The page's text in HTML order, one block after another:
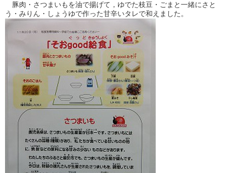
豚肉・さつまいもを油で揚げて，ゆでた枝豆・ごまと一緒にさと
う・みりん・しょうゆで作った甘辛いタレで和えました。